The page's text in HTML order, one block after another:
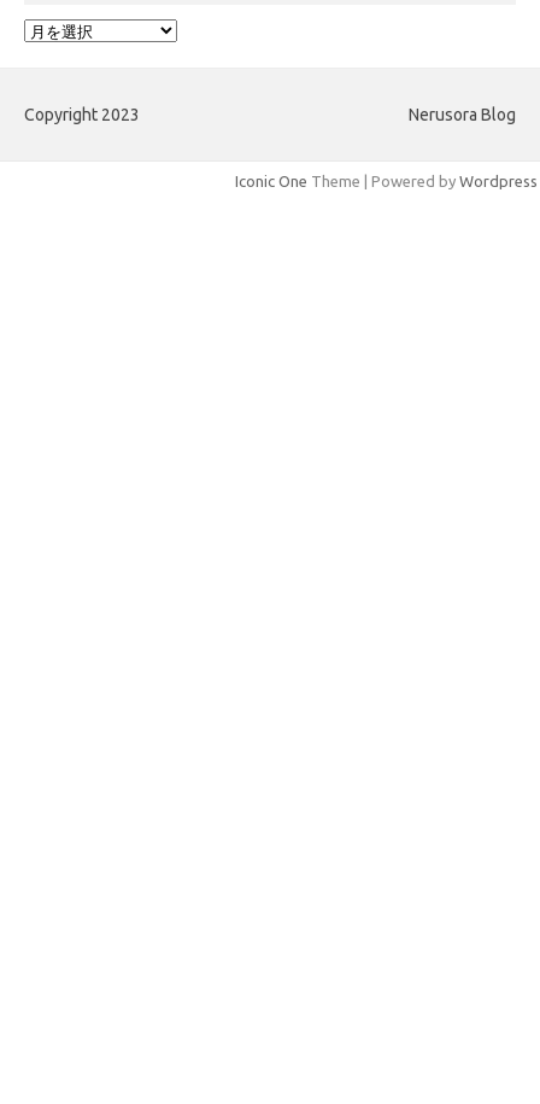
ア
ブ
Copyright 2023 Nerusora Blog
Iconic One Theme | Powered by Wordpress